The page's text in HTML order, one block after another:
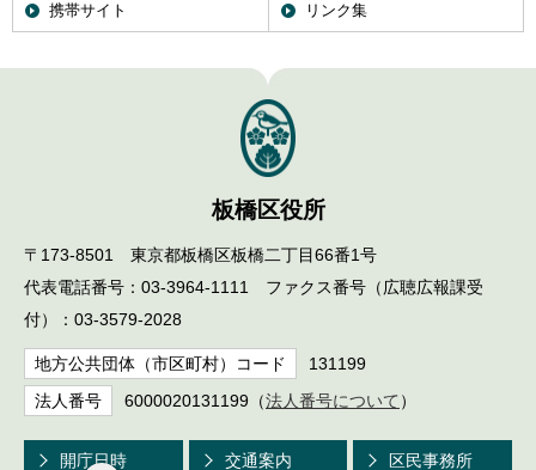
携帯サイト リンク集
板橋区役所
〒173-8501 東京都板橋区板橋二丁目66番1号
代表電話番号：03-3964-1111 ファクス番号（広聴広報課受
付）：03-3579-2028
地方公共団体（市区町村）コード 131199
法人番号 6000020131199（法人番号について ）
開庁日時 交通案内 区民事務所